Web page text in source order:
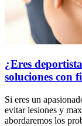
¿Eres
soluciones con
Si eres un
evitar lesiones y
abordaremos los